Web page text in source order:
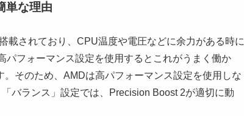
単な理由
載されており、CPU温度や電圧などに余力がある時に
フォーマンス設定を使用するとこれがうまく働か
そのため、AMDは高パフォーマンス設定を使用しな
バランス」設定では、Precision Boost 2が適切に動